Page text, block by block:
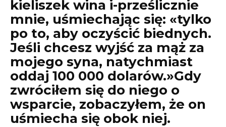
kieliszek wina i-prześlicznie
mnie, uśmiechając się: «tylko
po to, aby oczyścić biednych.
Jeśli chcesz wyjść za mąż za
mojego syna, natychmiast
oddaj 100 000 dolarów.»Gdy
zwróciłem się do niego o
wsparcie, zobaczyłem, że on
uśmiecha się obok niej.